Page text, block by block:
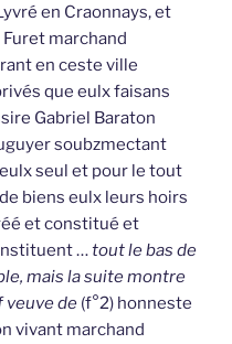
en Craonnays, et
marchand
en ceste ville
que eulx faisans
Gabriel Baraton
soubzmectant
seul et pour le tout
biens eulx leurs hoirs
et constitué et
…tout le bas de
mais la suite montre
veuve de (f°2) honneste
vivant marchand